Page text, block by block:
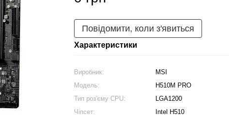
Повідомити, коли з'явиться
Характеристики
Виробник:
MSI
Модель:
H510M PRO
Тип роз'єму CPU:
LGA1200
Чіпсет:
Intel H510